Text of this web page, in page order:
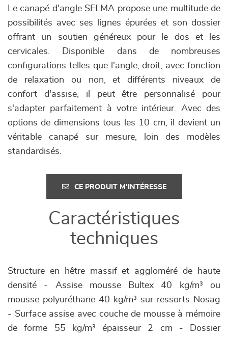
Le canapé d'angle SELMA propose une multitude de
possibilités avec ses lignes épurées et son dossier
offrant un soutien généreux pour le dos et les
cervicales. Disponible dans de nombreuses
configurations telles que l'angle, droit, avec fonction
de relaxation ou non, et différents niveaux de
confort d'assise, il peut être personnalisé pour
s'adapter parfaitement à votre intérieur. Avec des
options de dimensions tous les 10 cm, il devient un
véritable canapé sur mesure, loin des modèles
standardisés.
CE PRODUIT M'INTÉRESSE
Caractéristiques
techniques
Structure en hêtre massif et aggloméré de haute
densité - Assise mousse Bultex 40 kg/m³ ou
mousse polyuréthane 40 kg/m³ sur ressorts Nosag
- Surface assise avec couche de mousse à mémoire
de forme 55 kg/m³ épaisseur 2 cm - Dossier